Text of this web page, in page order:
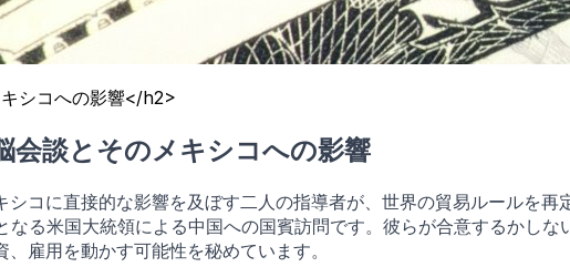
シコへの影響</h2>
会談とそのメキシコへの影響
コに直接的な影響を及ぼす二人の指導者が、世界の貿易ルールを
る米国大統領による中国への国賓訪問です。彼らが合意するかし
雇用を動かす可能性を秘めています。